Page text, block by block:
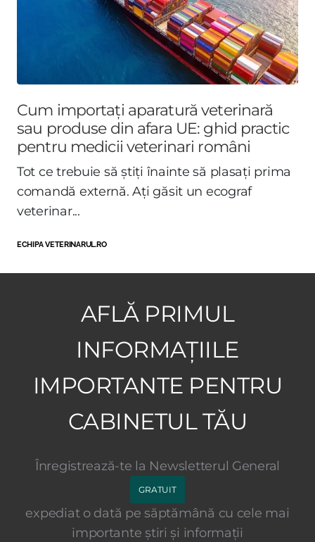
Cum importați aparatură veterinară
sau produse din afara UE: ghid practic
pentru medicii veterinari români
Tot ce trebuie să știți înainte să plasați prima
comandă externă. Ați găsit un ecograf
veterinar...
ECHIPA VETERINARUL.RO
AFLĂ PRIMUL
INFORMAȚIILE
IMPORTANTE PENTRU
CABINETUL TĂU
Înregistrează-te la Newsletterul General
GRATUIT
expediat o dată pe săptămână cu cele mai
importante știri și informații